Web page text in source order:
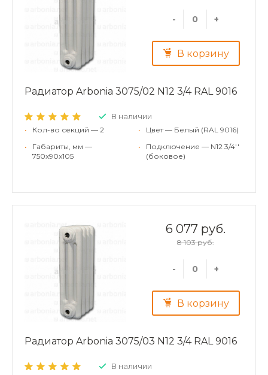
- +
В корзину
Радиатор Arbonia 3075/02 N12 3/4 RAL 9016
В наличии
•
Кол-во секций — 2
•
Габариты, мм —
750x90x105
•
Цвет — Белый (RAL 9016)
•
Подключение — N12 3/4''
(боковое)
6 077 руб.
8 103 руб.
- +
В корзину
Радиатор Arbonia 3075/03 N12 3/4 RAL 9016
В наличии